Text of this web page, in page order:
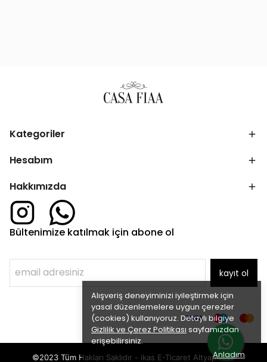
Alışveriş deneyiminizi iyileştirmek için
yasal düzenlemelere uygun çerezler
(cookies) kullanıyoruz. Detaylı bilgiye
Gizlilik ve Çerez Politikası sayfamızdan
erişebilirsiniz.
Anladım
Kategoriler
Hesabım
Hakkımızda
Bültenimize katılmak için abone ol
kayıt ol
©2023 Tüm Hakları Saklıdır - ikas E-Ticaret Altyapısı ile